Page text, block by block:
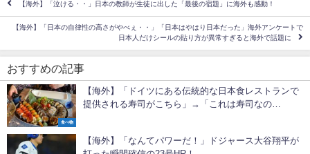
【海外】「泣ける・・」日本の教師が生徒に出した「最後の宿題」に海外も感動！
【海外】「日本の自律性の高さがやべぇ・・」「日本はやはり日本だった」海外アンケートで
日本人だけシールの貼り方が異常すぎると海外で話題に
おすすめの記事
食べ物
【海外】「ドイツにある伝統的な日本食レストランで
提供される寿司がこちら」→「これは寿司なの
【海外】「なんてパワーだ！」ドジャース大谷翔平が